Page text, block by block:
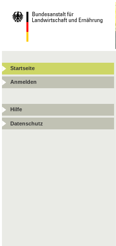
Startseite
Anmelden
Hilfe
Datenschutz